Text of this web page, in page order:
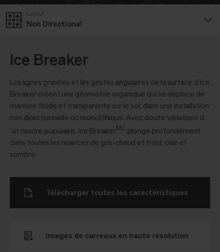
Non Directional
Layout
Ice Breaker
Les lignes gravées et les gestes angulaires de la surface d´Ice
Breaker créent une géométrie organique qui se déplace de
manière fluide et transparente sur le sol, dans une installation
non directionnelle ou monolithique. Avec douze variations d
´un neutre populaire, Ice BreakerMC plonge profondément
dans toutes les nuances de gris-chaud et froid, clair et
sombre.
Images de carreaux en haute résolution
Télécharger toutes les caractéristiques